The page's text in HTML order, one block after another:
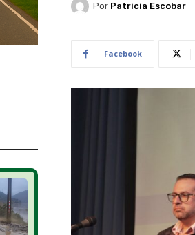
Por Patricia Escobar
Facebook